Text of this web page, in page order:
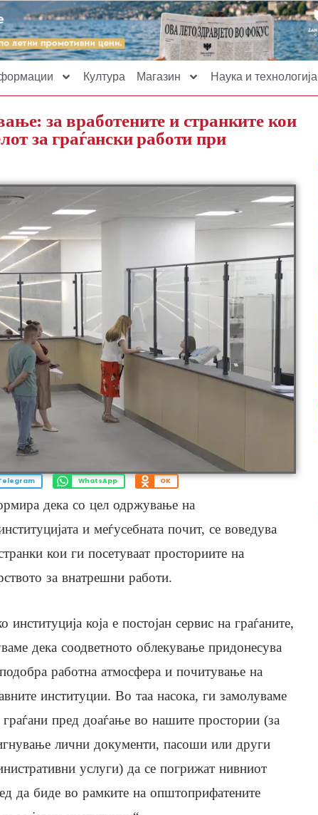
Култура Магазин Наука и технологија
за вработените и странките кои
за граѓански работи при
WhatsApp OK
дека со цел одржување на
и меѓусебната почит, се воведува
кои ги посетуваат просториите на
за внатрешни работи.
институција која е постојан сервис на граѓаните,
дека соодветното облекување придонесува
работна атмосфера и почитување на
институции. Во таа насока, ги замолуваме
граѓани пред доаѓање во нашите простории (за
лични документи, пасоши или други
услуги) да се погрижат нивниот
да биде во рамките на општоприфатените